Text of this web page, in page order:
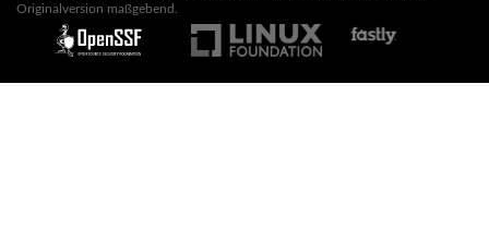
Originalversion maßgebend.